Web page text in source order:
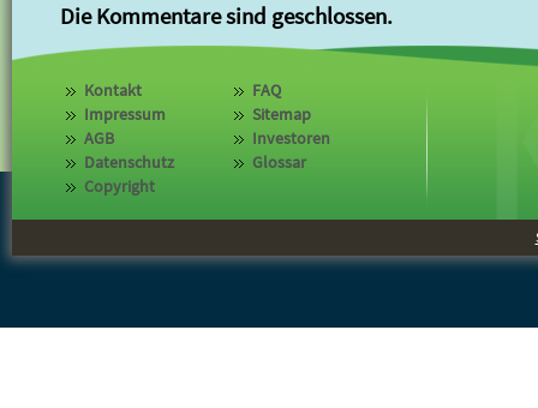
Die Kommentare sind geschlossen.
Kontakt
Impressum
AGB
Datenschutz
Copyright
FAQ
Sitemap
Investoren
Glossar